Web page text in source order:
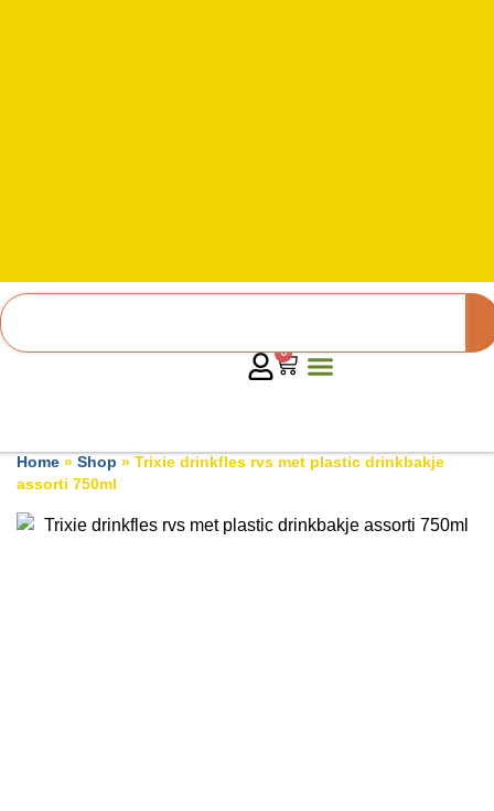
0
Home » Shop » Trixie drinkfles rvs met plastic drinkbakje
assorti 750ml